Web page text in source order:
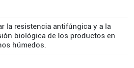
la resistencia antifúngica y a la
biológica de los productos en
húmedos.